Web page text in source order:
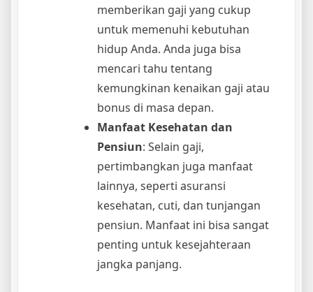
memberikan gaji yang cukup
untuk memenuhi kebutuhan
hidup Anda. Anda juga bisa
mencari tahu tentang
kemungkinan kenaikan gaji atau
bonus di masa depan.
Manfaat Kesehatan dan
Pensiun: Selain gaji,
pertimbangkan juga manfaat
lainnya, seperti asuransi
kesehatan, cuti, dan tunjangan
pensiun. Manfaat ini bisa sangat
penting untuk kesejahteraan
jangka panjang.